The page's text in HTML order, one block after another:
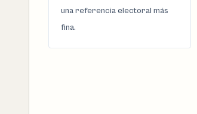
una referencia electoral más
fina.